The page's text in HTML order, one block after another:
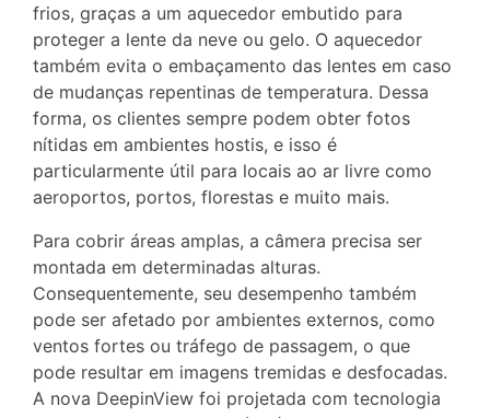
frios, graças a um aquecedor embutido para
proteger a lente da neve ou gelo. O aquecedor
também evita o embaçamento das lentes em caso
de mudanças repentinas de temperatura. Dessa
forma, os clientes sempre podem obter fotos
nítidas em ambientes hostis, e isso é
particularmente útil para locais ao ar livre como
aeroportos, portos, florestas e muito mais.
Para cobrir áreas amplas, a câmera precisa ser
montada em determinadas alturas.
Consequentemente, seu desempenho também
pode ser afetado por ambientes externos, como
ventos fortes ou tráfego de passagem, o que
pode resultar em imagens tremidas e desfocadas.
A nova DeepinView foi projetada com tecnologia